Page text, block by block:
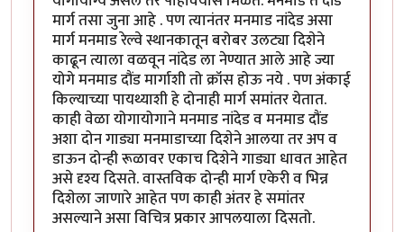
मार्ग तसा जुना आहे . पण त्यानंतर मनमाड नांदेड असा
मार्ग मनमाड रेल्वे स्थानकातून बरोबर उलट्या दिशेने
काढून त्याला वळवून नांदेड ला नेण्यात आले आहे ज्या
योगे मनमाड दौंड मार्गाशी तो क्रॉस होऊ नये . पण अंकाई
किल्याच्या पायथ्याशी हे दोनाही मार्ग समांतर येतात.
काही वेळा योगायोगाने मनमाड नांदेड व मनमाड दौंड
अशा दोन गाड्या मनमाडाच्या दिशेने आलया तर अप व
डाऊन दोन्ही रूळावर एकाच दिशेने गाड्या धावत आहेत
असे दृश्य दिसते. वास्तविक दोन्ही मार्ग एकेरी व भिन्न
दिशेला जाणारे आहेत पण काही अंतर हे समांतर
असल्याने असा विचित्र प्रकार आपलयाला दिसतो.